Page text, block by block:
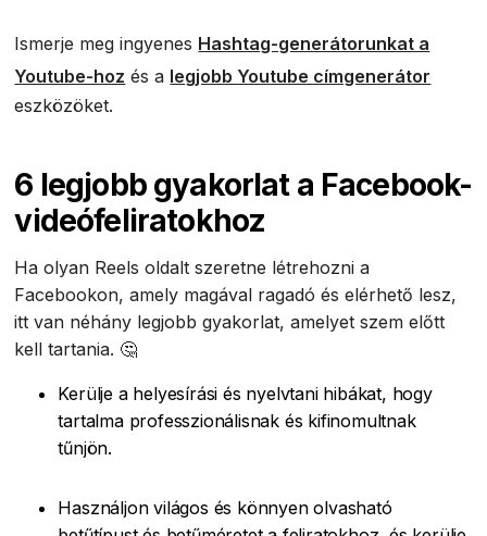
Ismerje meg ingyenes Hashtag-generátorunkat a
Youtube-hoz és a legjobb Youtube címgenerátor
eszközöket.
6 legjobb gyakorlat a Facebook-
videófeliratokhoz
Ha olyan Reels oldalt szeretne létrehozni a
Facebookon, amely magával ragadó és elérhető lesz,
itt van néhány legjobb gyakorlat, amelyet szem előtt
kell tartania. 🤔
Kerülje a helyesírási és nyelvtani hibákat, hogy
tartalma professzionálisnak és kifinomultnak
tűnjön.
Használjon világos és könnyen olvasható